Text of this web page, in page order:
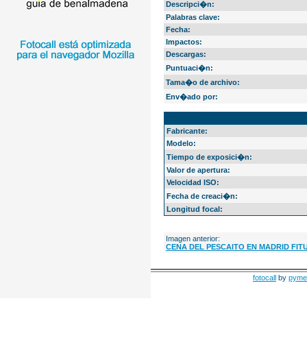
Descripci�n:
Palabras clave:
Fecha:
Impactos:
Descargas:
Puntuaci�n:
Tama�o de archivo:
Env�ado por:
Fabricante:
Modelo:
Tiempo de exposici�n:
Valor de apertura:
Velocidad ISO:
Fecha de creaci�n:
Longitud focal:
Imagen anterior:
CENA DEL PESCAITO EN MADRID
fotocall by